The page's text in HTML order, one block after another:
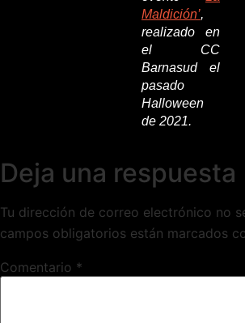
Maldición’,
realizado en
el CC
Barnasud el
pasado
Halloween
de 2021.
Deja una respuesta
Tu dirección de correo electrónico no
campos obligatorios están marcados
Comentario *